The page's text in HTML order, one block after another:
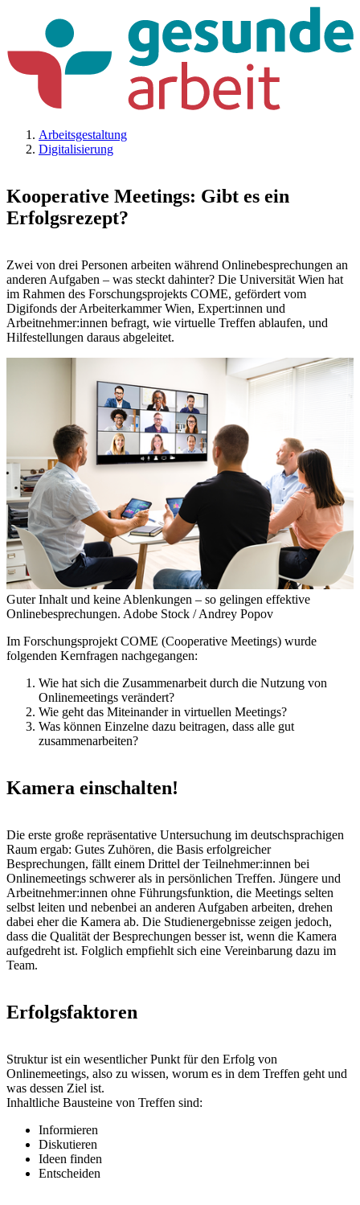
Arbeitsgestaltung
Digitalisierung
Kooperative Meetings: Gibt es ein
Erfolgsrezept?
Zwei von drei Personen arbeiten während Onlinebesprechungen an
anderen Aufgaben – was steckt dahinter? Die Universität Wien hat
im Rahmen des Forschungsprojekts COME, gefördert vom
Digifonds der Arbeiterkammer Wien, Expert:innen und
Arbeitnehmer:innen befragt, wie virtuelle Treffen ablaufen, und
Hilfestellungen daraus abgeleitet.
Guter Inhalt und keine Ablenkungen – so gelingen effektive
Onlinebesprechungen. Adobe Stock / Andrey Popov
Im Forschungsprojekt COME (Cooperative Meetings) wurde
folgenden Kernfragen nachgegangen:
Wie hat sich die Zusammenarbeit durch die Nutzung von
Onlinemeetings verändert?
Wie geht das Miteinander in virtuellen Meetings?
Was können Einzelne dazu beitragen, dass alle gut
zusammenarbeiten?
Kamera einschalten!
Die erste große repräsentative Untersuchung im deutschsprachigen
Raum ergab: Gutes Zuhören, die Basis erfolgreicher
Besprechungen, fällt einem Drittel der Teilnehmer:innen bei
Onlinemeetings schwerer als in persönlichen Treffen. Jüngere und
Arbeitnehmer:innen ohne Führungsfunktion, die Meetings selten
selbst leiten und nebenbei an anderen Aufgaben arbeiten, drehen
dabei eher die Kamera ab. Die Studienergebnisse zeigen jedoch,
dass die Qualität der Besprechungen besser ist, wenn die Kamera
aufgedreht ist. Folglich empfiehlt sich eine Vereinbarung dazu im
Team.
Erfolgsfaktoren
Struktur ist ein wesentlicher Punkt für den Erfolg von
Onlinemeetings, also zu wissen, worum es in dem Treffen geht und
was dessen Ziel ist.
Inhaltliche Bausteine von Treffen sind:
Informieren
Diskutieren
Ideen finden
Entscheiden